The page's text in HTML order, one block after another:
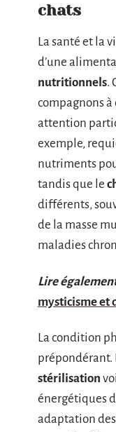
chats
La santé et la
d’une
nutritionnels.
compagnons
attention
exemple,
nutriments
tandis que le
différents,
de la masse
maladies
Lire
mysticisme et
La condition
prépondérant.
stérilisation
énergétiques
adaptation